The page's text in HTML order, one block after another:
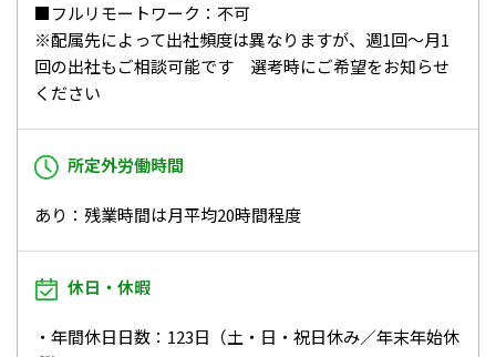
■フルリモートワーク：不可
※配属先によって出社頻度は異なりますが、週1回～月1
回の出社もご相談可能です 選考時にご希望をお知らせ
ください
所定外労働時間
あり：残業時間は月平均20時間程度
休日・休暇
・年間休日日数：123日（土・日・祝日休み／年末年始休